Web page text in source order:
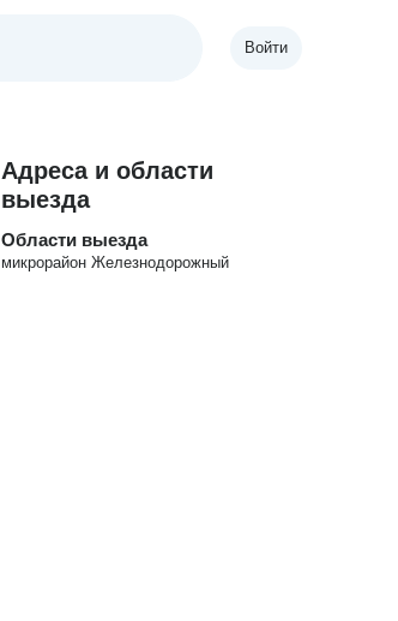
Войти
Адреса и области
выезда
Области выезда
микрорайон Железнодорожный